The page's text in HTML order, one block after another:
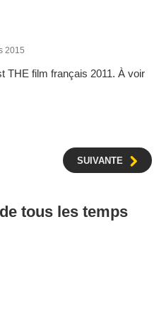
2015
THE film français 2011. À voir
SUIVANTE
tous les temps